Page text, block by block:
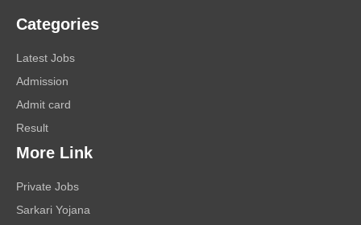
Categories
Latest Jobs
Admission
Admit card
Result
More Link
Private Jobs
Sarkari Yojana